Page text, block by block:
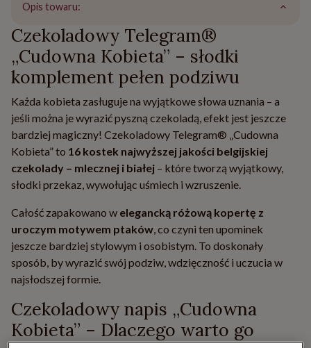
Opis towaru:
Czekoladowy Telegram®
„Cudowna Kobieta” – słodki
komplement pełen podziwu
Każda kobieta zasługuje na wyjątkowe słowa uznania – a
jeśli można je wyrazić pyszną czekoladą, efekt jest jeszcze
bardziej magiczny! Czekoladowy Telegram® „Cudowna
Kobieta” to 16 kostek najwyższej jakości belgijskiej
czekolady – mlecznej i białej – które tworzą wyjątkowy,
słodki przekaz, wywołując uśmiech i wzruszenie.
Całość zapakowano w elegancką różową kopertę z
uroczym motywem ptaków, co czyni ten upominek
jeszcze bardziej stylowym i osobistym. To doskonały
sposób, by wyrazić swój podziw, wdzięczność i uczucia w
najsłodszej formie.
Czekoladowy napis „Cudowna
Kobieta” – Dlaczego warto go